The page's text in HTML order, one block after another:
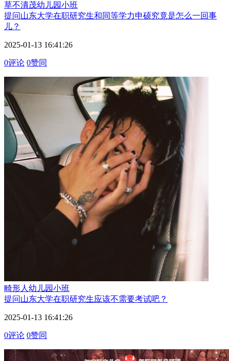
草不潰茂幼儿园小班
提问山东大学在职研究生和同等学力申硕究竟是怎么一回事
儿？
2025-01-13 16:41:26
0评论 0赞同
畸形人 幼儿园小班
提问山东大学在职研究生应该不需要考试吧？
2025-01-13 16:41:26
0评论 0赞同